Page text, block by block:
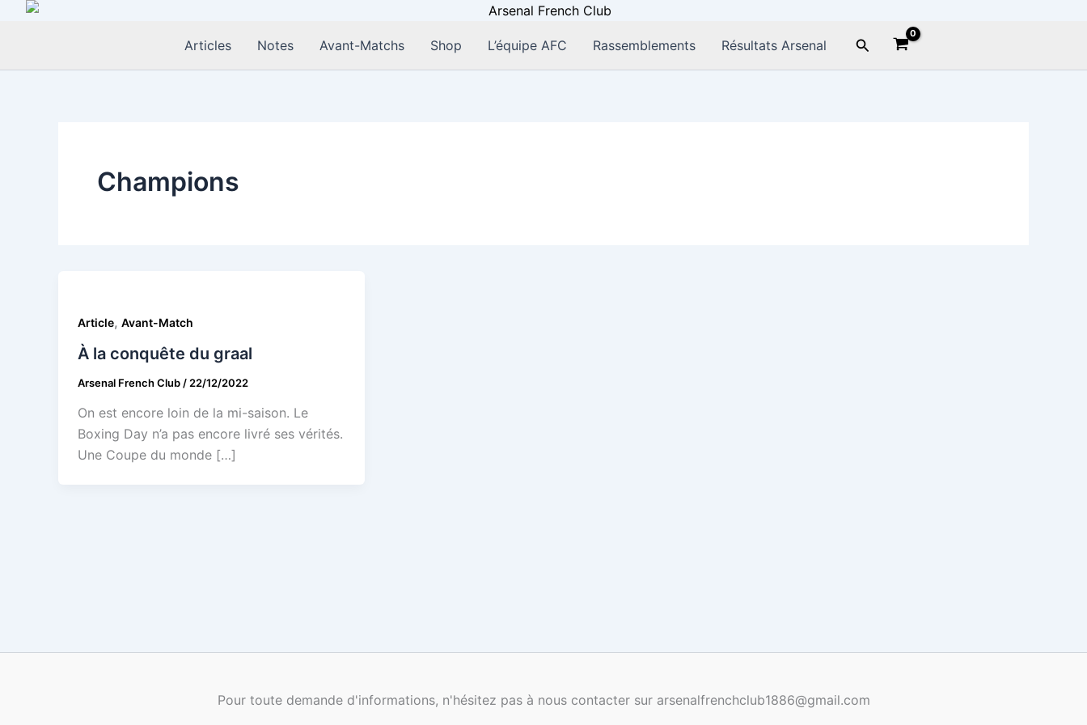
Aller
Articles Notes Avant-Matchs Shop L’équipe AFC Rassemblements Résultats Arsenal Rechercher
Champions
Article, Avant-Match
À la conquête du graal
Arsenal French Club / 22/12/2022
On est encore loin de la mi-saison. Le
Boxing Day n’a pas encore livré ses vérités.
Une Coupe du monde […]
Pour toute demande d'informations, n'hésitez pas à nous contacter sur arsenalfrenchclub1886@gmail.com